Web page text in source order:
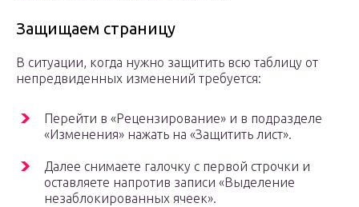
Защищаем страницу
В ситуации, когда нужно защитить всю таблицу от
непредвиденных изменений требуется:
Перейти в «Рецензирование» и в подразделе
«Изменения» нажать на «Защитить лист».
Далее снимаете галочку с первой строчки и
оставляете напротив записи «Выделение
незаблокированных ячеек».